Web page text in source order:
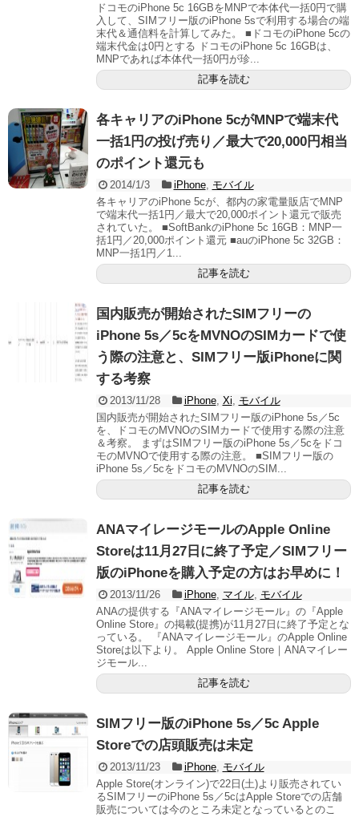
ドコモのiPhone 5c 16GBをMNPで本体代一括0円で購
入して、SIMフリー版のiPhone 5sで利用する場合の端
末代＆通信料を計算してみた。 ■ドコモのiPhone 5cの
端末代金は0円とする ドコモのiPhone 5c 16GBは、
MNPであれば本体代一括0円が珍...
記事を読む
各キャリアのiPhone 5cがMNPで端末代
一括1円の投げ売り／最大で20,000円相当
のポイント還元も
2014/1/3 iPhone, モバイル
各キャリアのiPhone 5cが、都内の家電量販店でMNP
で端末代一括1円／最大で20,000ポイント還元で販売
されていた。 ■SoftBankのiPhone 5c 16GB：MNP一
括1円／20,000ポイント還元 ■auのiPhone 5c 32GB：
MNP一括1円／1...
記事を読む
国内販売が開始されたSIMフリーの
iPhone 5s／5cをMVNOのSIMカードで使
う際の注意と、SIMフリー版iPhoneに関
する考察
2013/11/28 iPhone, Xi
モバイル
国内販売が開始されたSIMフリー版のiPhone 5s／5c
を、ドコモのMVNOのSIMカードで使用する際の注意
＆考察。 まずはSIMフリー版のiPhone 5s／5cをドコ
モのMVNOで使用する際の注意。 ■SIMフリー版の
iPhone 5s／5cをドコモのMVNOのSIM...
記事を読む
ANAマイレージモールのApple Online
Storeは11月27日に終了予定／SIMフリー
版のiPhoneを購入予定の方はお早めに！
2013/11/26 iPhone, マイル, モバイル
ANAの提供する『ANAマイレージモール』の『Apple
Online Store』の掲載(提携)が11月27日に終了予定とな
っている。 『ANAマイレージモール』のApple Online
Storeは以下より。 Apple Online Store｜ANAマイレー
ジモール...
記事を読む
SIMフリー版のiPhone 5s／5c Apple
Storeでの店頭販売は未定
2013/11/23 iPhone, モバイル
Apple Store(オンライン)で22日(土)より販売されてい
るSIMフリーのiPhone 5s／5cはApple Storeでの店舗
販売については今のところ未定となっているとのこ